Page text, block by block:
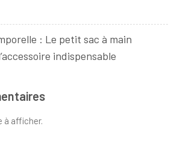
: Le petit sac à main
indispensable
à afficher.